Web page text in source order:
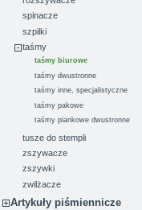
spinacze
szpilki
taśmy
taśmy biurowe
taśmy dwustronne
taśmy inne, specjalistyczne
taśmy pakowe
taśmy piankowe dwustronne
tusze do stempli
zszywacze
zszywki
zwilżacze
Artykuły piśmiennicze